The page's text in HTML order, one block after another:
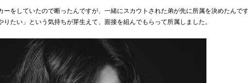
をしていたので断ったんですが、一緒にスカウトされた弟が先に所属を決めたんで
たい」という気持ちが芽生えて、面接を組んでもらって所属しました。